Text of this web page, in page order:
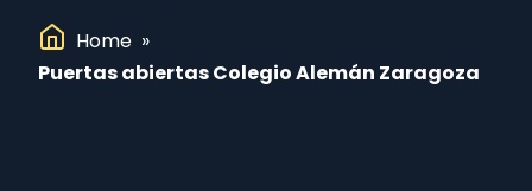
Home »
Puertas abiertas Colegio Alemán Zaragoza